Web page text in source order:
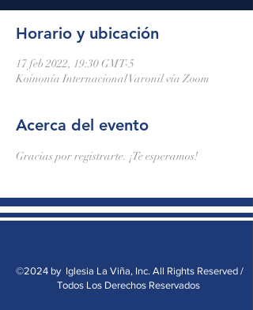
Horario y ubicación
17 feb 2022, 19:30 GMT-5
Koinonía Internacional Varonil vía Zoom
Acerca del evento
Gracias por registrarte. ¡Te esperamos!
©2024 by Iglesia La Viña, Inc. All Rights Reserved /
Todos Los Derechos Reservados